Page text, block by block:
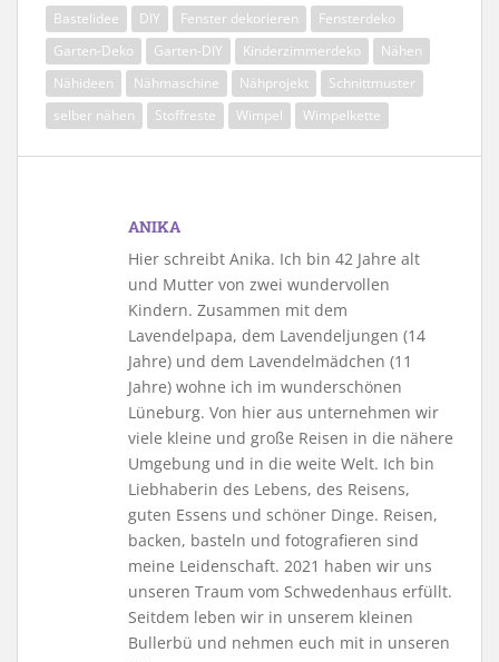
Bastelidee DIY Fenster dekorieren
Fensterdeko
Garten-Deko
Garten-DIY Kinderzimmerdeko
Nähen
Nähideen
Nähmaschine Nähprojekt
Schnittmuster
selber nähen
Stoffreste Wimpel Wimpelkette
ANIKA
Hier schreibt Anika. Ich bin 42 Jahre alt
und Mutter von zwei wundervollen
Kindern. Zusammen mit dem
Lavendelpapa, dem Lavendeljungen (14
Jahre) und dem Lavendelmädchen (11
Jahre) wohne ich im wunderschönen
Lüneburg. Von hier aus unternehmen wir
viele kleine und große Reisen in die nähere
Umgebung und in die weite Welt. Ich bin
Liebhaberin des Lebens, des Reisens,
guten Essens und schöner Dinge. Reisen,
backen, basteln und fotografieren sind
meine Leidenschaft. 2021 haben wir uns
unseren Traum vom Schwedenhaus erfüllt.
Seitdem leben wir in unserem kleinen
Bullerbü und nehmen euch mit in unseren